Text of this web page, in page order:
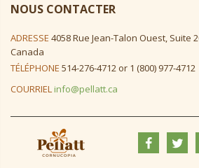
NOUS CONTACTER
ADRESSE 4058 Rue Jean-Talon Ouest, Suite
Canada
TÉLÉPHONE 514-276-4712 or 1 (800) 977-4712
COURRIEL info@pellatt.ca